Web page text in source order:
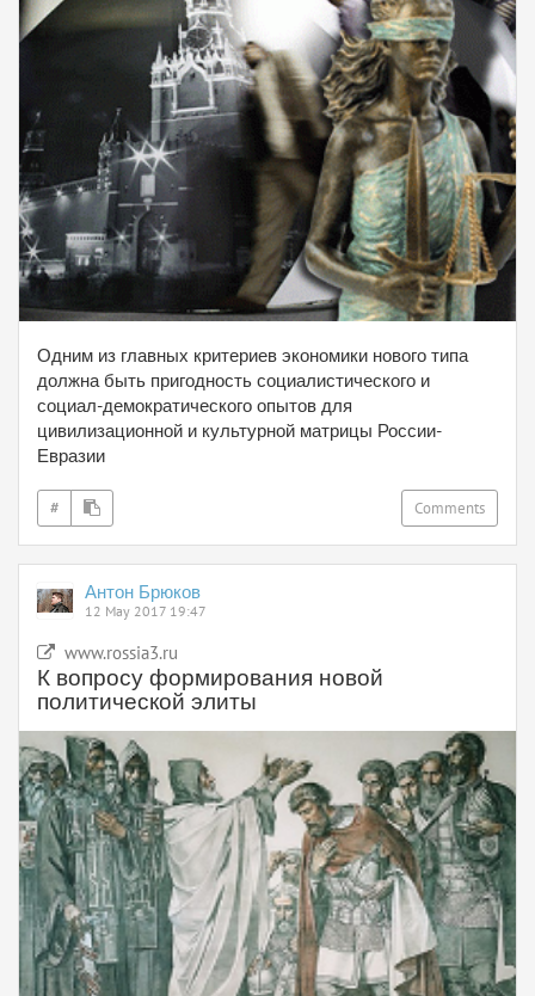
Одним из главных критериев экономики нового типа
должна быть пригодность социалистического и
социал-демократического опытов для
цивилизационной и культурной матрицы России-
Евразии
# Comments
Антон Брюков
12 May 2017 19:47
www.rossia3.ru
К вопросу формирования новой
политической элиты